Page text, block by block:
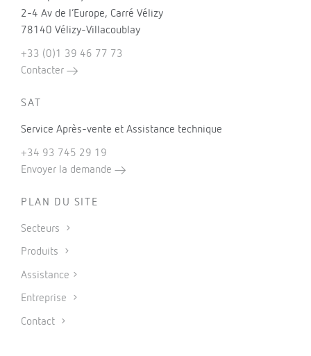
2-4 Av de l’Europe, Carré Vélizy
78140 Vélizy-Villacoublay
+33 (0)1 39 46 77 73
Contacter
SAT
Service Après-vente et Assistance technique
+34 93 745 29 19
Envoyer la demande
PLAN DU SITE
Secteurs
Produits
Assistance
Entreprise
Contact